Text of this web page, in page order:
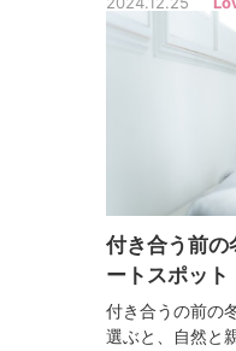
ておきたいとこ
いても解説して
付き合う前の
ートスポット
付き合うの前の
選ぶと、自然と